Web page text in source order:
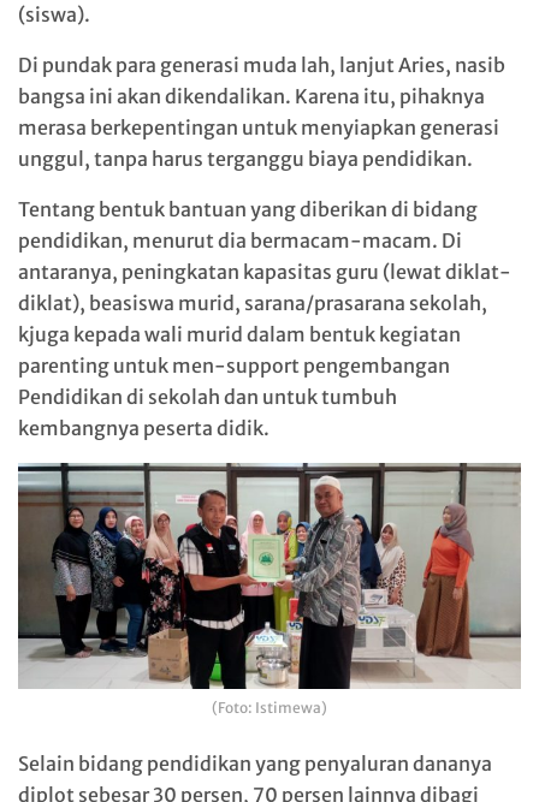
(siswa).
Di pundak para generasi muda lah, lanjut Aries, nasib
bangsa ini akan dikendalikan. Karena itu, pihaknya
merasa berkepentingan untuk menyiapkan generasi
unggul, tanpa harus terganggu biaya pendidikan.
Tentang bentuk bantuan yang diberikan di bidang
pendidikan, menurut dia bermacam-macam. Di
antaranya, peningkatan kapasitas guru (lewat diklat-
diklat), beasiswa murid, sarana/prasarana sekolah,
kjuga kepada wali murid dalam bentuk kegiatan
parenting untuk men-support pengembangan
Pendidikan di sekolah dan untuk tumbuh
kembangnya peserta didik.
(Foto: Istimewa)
Selain bidang pendidikan yang penyaluran dananya
diplot sebesar 30 persen, 70 persen lainnya dibagi